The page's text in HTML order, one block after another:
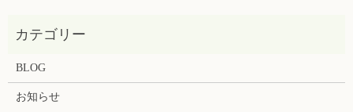
BLOG
お知らせ